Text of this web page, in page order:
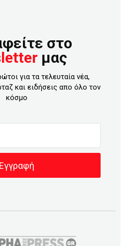
στο
μας
για τα τελευταία νέα,
και ειδήσεις απο όλο τον
κόσμο